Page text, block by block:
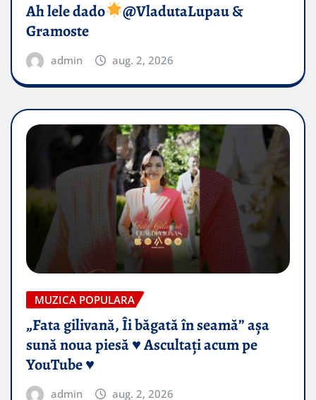
Ah lele dado​
@VladutaLupau &
Gramoste
admin aug. 2, 2026
MUZICA POPULARA
„Fata gilivană, Îi băgată în seamă” așa
sună noua piesă ♥️ Ascultați acum pe
YouTube ♥️
admin aug. 2, 2026